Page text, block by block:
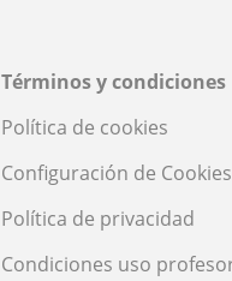
Términos y condiciones
Política de cookies
Configuración de Cookies
Política de privacidad
Condiciones uso